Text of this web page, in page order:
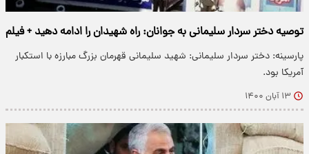
توصیه دختر سردار سلیمانی به جوانان: راه شهیدان را ادامه دهید + فیلم
پارسینه: دختر سردار سلیمانی: شهید سلیمانی قهرمان بزرگ مبارزه با استکبار
آمریکا بود.
۱۳ آبان ۱۴۰۰